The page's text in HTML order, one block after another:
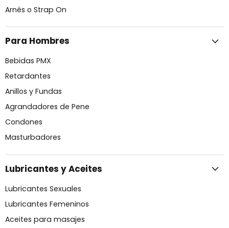
Arnés o Strap On
Para Hombres
Bebidas PMX
Retardantes
Anillos y Fundas
Agrandadores de Pene
Condones
Masturbadores
Lubricantes y Aceites
Lubricantes Sexuales
Lubricantes Femeninos
Aceites para masajes